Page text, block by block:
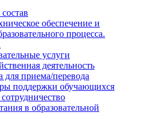
обеспечение и
процесса.
услуги
деятельность
для приема/перевода
поддержки обучающихся
в образовательной